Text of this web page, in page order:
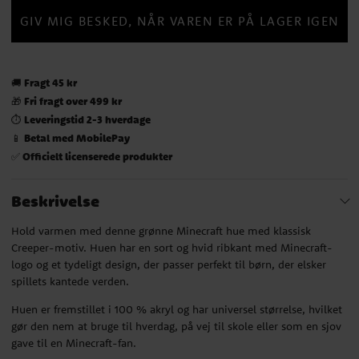
GIV MIG BESKED, NÅR VAREN ER PÅ LAGER IGEN
🚚 Fragt 45 kr
🎁 Fri fragt over 499 kr
⏱️ Leveringstid 2-3 hverdage
📱 Betal med MobilePay
✅ Officielt licenserede produkter
Beskrivelse
Hold varmen med denne grønne Minecraft hue med klassisk
Creeper-motiv. Huen har en sort og hvid ribkant med Minecraft-
logo og et tydeligt design, der passer perfekt til børn, der elsker
spillets kantede verden.
Huen er fremstillet i 100 % akryl og har universel størrelse, hvilket
gør den nem at bruge til hverdag, på vej til skole eller som en sjov
gave til en Minecraft-fan.